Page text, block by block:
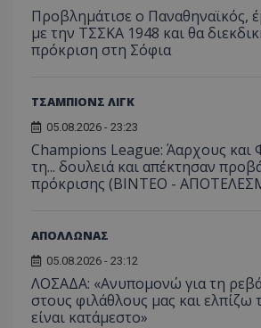
Προβλημάτισε ο Παναθηναϊκός,
με την ΤΣΣΚΑ 1948 και θα
πρόκριση στη Σόφια
ΤΣΑΜΠΙΟΝΣ ΛΙΓΚ
05.08.2026 - 23:23
Champions League: Άαρχους και
τη... δουλειά και απέκτησαν
πρόκρισης (ΒΙΝΤΕΟ -
ΑΠΟΛΛΩΝΑΣ
05.08.2026 - 23:12
ΛΟΣΑΔΑ: «Ανυπομονώ για τη
στους φιλάθλους μας και ελπίζω
είναι κατάμεστο»